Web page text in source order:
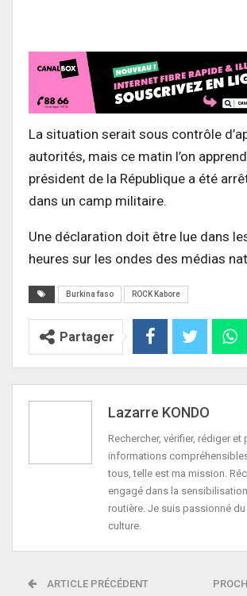
La situation serait sous contrôle
autorités, mais ce matin l’on
président de la République a été
dans un camp militaire.
Une déclaration doit être lue dans
heures sur les ondes des médias
Burkina faso ROCK Kabore
Partager
Lazarre KONDO
Rechercher, vérifier, rédiger et
informations
tous, telle est ma mission.
engagé dans la
routière. Je suis passionné
culture.
ARTICLE PRÉCÉDENT